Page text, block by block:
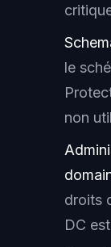
le
non
droits
DC